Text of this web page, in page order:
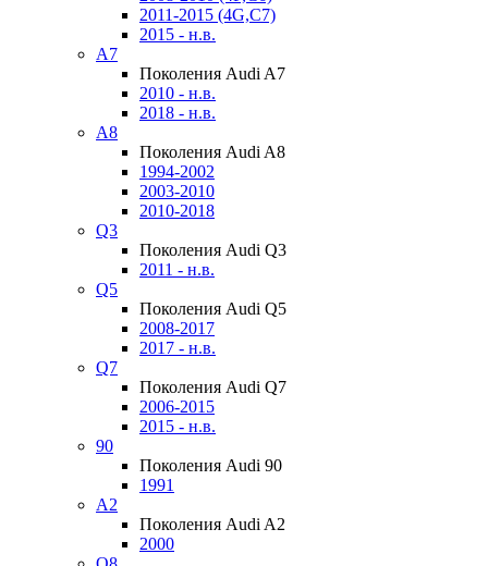
2011-2015 (4G,C7)
2015 - н.в.
A7
Поколения Audi A7
2010 - н.в.
2018 - н.в.
A8
Поколения Audi A8
1994-2002
2003-2010
2010-2018
Q3
Поколения Audi Q3
2011 - н.в.
Q5
Поколения Audi Q5
2008-2017
2017 - н.в.
Q7
Поколения Audi Q7
2006-2015
2015 - н.в.
90
Поколения Audi 90
1991
A2
Поколения Audi A2
2000